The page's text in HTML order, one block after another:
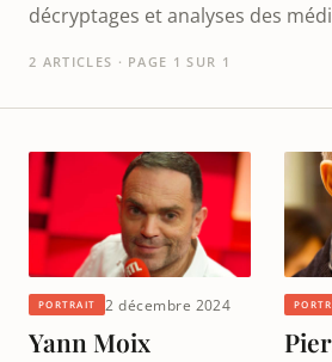
décryptages et analyses des
2 ARTICLES · PAGE 1 SUR 1
PORTRAIT 2 décembre 2024
Yann Moix